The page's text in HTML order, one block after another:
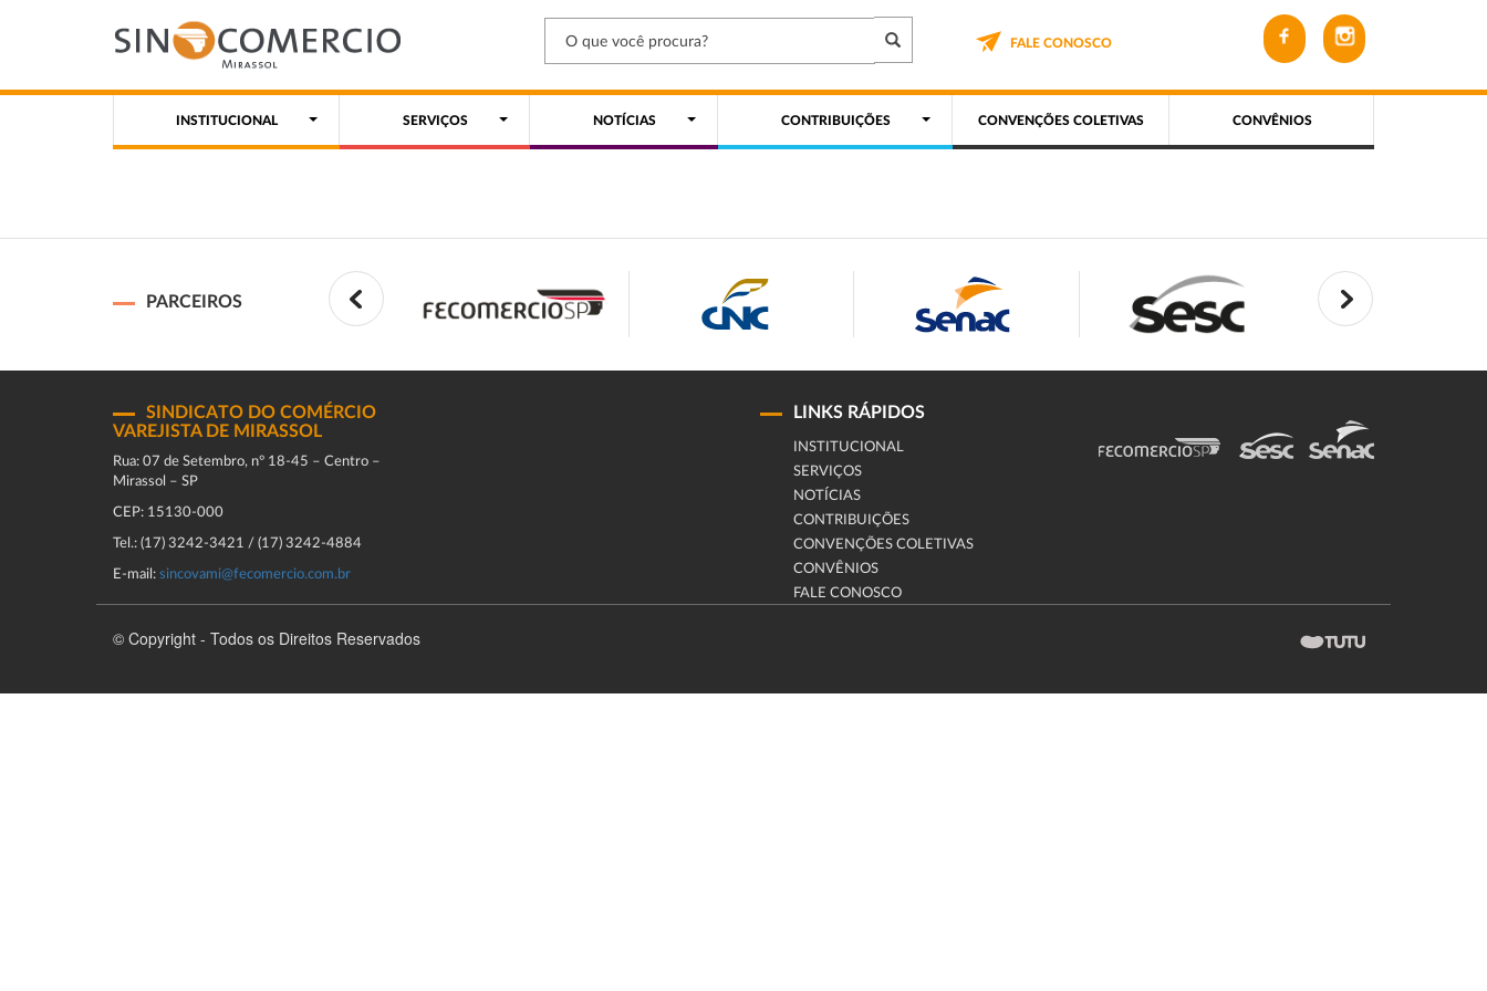
FALE CONOSCO
INSTITUCIONAL SERVIÇOS NOTÍCIAS CONTRIBUIÇÕES CONVENÇÕES COLETIVAS CONVÊNIOS
PARCEIROS
SINDICATO DO COMÉRCIO
VAREJISTA DE MIRASSOL
Rua: 07 de Setembro, n° 18-45 – Centro –
Mirassol – SP
CEP: 15130-000
Tel.: (17) 3242-3421 / (17) 3242-4884
E-mail: sincovami@fecomercio.com.br
LINKS RÁPIDOS
INSTITUCIONAL
SERVIÇOS
NOTÍCIAS
CONTRIBUIÇÕES
CONVENÇÕES COLETIVAS
CONVÊNIOS
FALE CONOSCO
© Copyright - Todos os Direitos Reservados